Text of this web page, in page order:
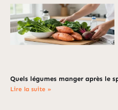
Quels légumes manger après le
Lire la suite »